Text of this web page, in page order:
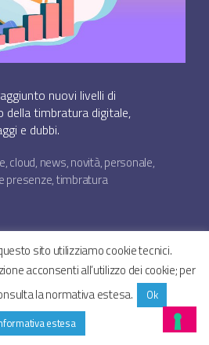
nuovi livelli di
della timbratura digitale,
e dubbi.
,cloud, news,novità,personale,
presenze,timbratura
– Gestionale assistenza
↑
sito utilizziamo cookie tecnici.
acconsenti all’utilizzo dei cookie; per
la normativa estesa.
Ok
estesa